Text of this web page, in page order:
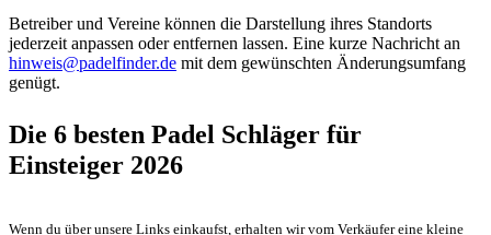
Betreiber und Vereine können die Darstellung ihres Standorts
jederzeit anpassen oder entfernen lassen. Eine kurze Nachricht an
hinweis@padelfinder.de mit dem gewünschten Änderungsumfang
genügt.
Die 6 besten Padel Schläger für
Einsteiger 2026
Wenn du über unsere Links einkaufst, erhalten wir vom Verkäufer eine kleine